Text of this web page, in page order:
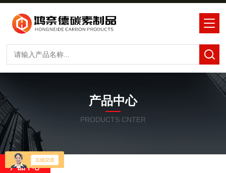
产品中心
PRODUCTS CNTER
产品中心